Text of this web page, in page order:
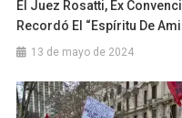
El Juez Rosatti, Ex
Recordó El “espíritu De
13 de mayo de 2024